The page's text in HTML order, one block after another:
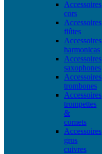
Accessoires
cors
Accessoires
flûtes
Accessoires
harmonicas
Accessoires
saxophones
Accessoires
trombones
Accessoires
trompettes
&
cornets
Accessoires
gros
cuivres